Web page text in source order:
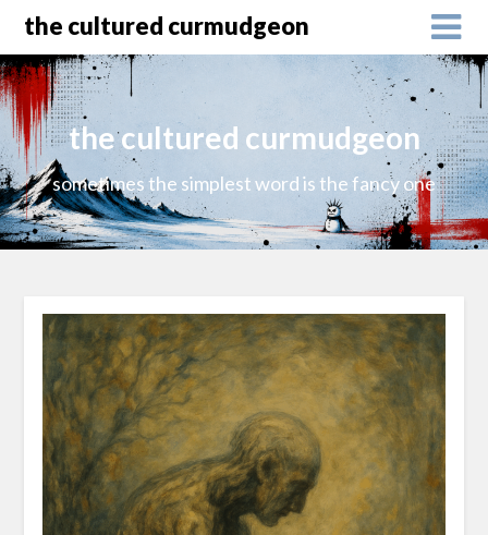
the cultured curmudgeon
the cultured curmudgeon
sometimes the simplest word is the fancy one